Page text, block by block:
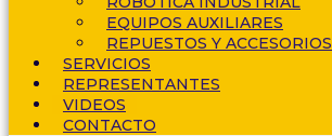
EQUIPOS AUXILIARES
REPUESTOS Y ACCESORIOS
SERVICIOS
REPRESENTANTES
VIDEOS
CONTACTO